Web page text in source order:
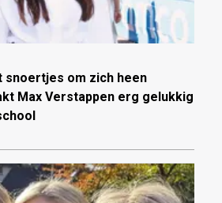
snoertjes om zich heen
Max Verstappen erg gelukkig